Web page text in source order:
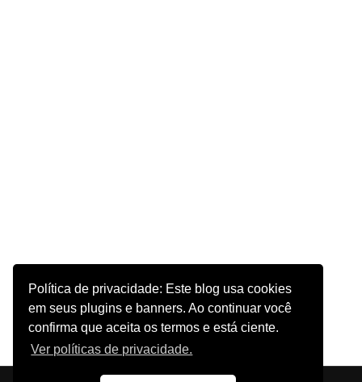
Política de privacidade: Este blog usa cookies
em seus plugins e banners. Ao continuar você
confirma que aceita os termos e está ciente.
Ver políticas de privacidade.